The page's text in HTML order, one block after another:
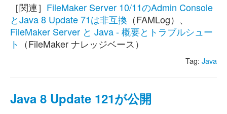
［関連］ FileMaker Server 10/11のAdmin Console
とJava 8 Update 71は非互換 （FAMLog）、
FileMaker Server と Java - 概要とトラブルシュー
ト （FileMaker ナレッジベース）
Tag: Java
Java 8 Update 121が公開